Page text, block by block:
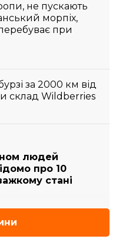
не пускають
морпіх,
при
за 2000 км від
склад Wildberries
людей
про 10
стані